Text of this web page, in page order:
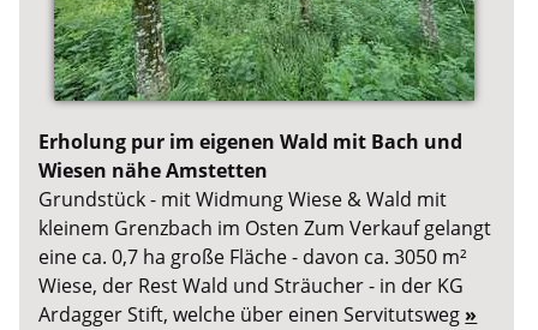
Erholung pur im eigenen Wald mit Bach und
Wiesen nähe Amstetten
Grundstück - mit Widmung Wiese & Wald mit
kleinem Grenzbach im Osten Zum Verkauf gelangt
eine ca. 0,7 ha große Fläche - davon ca. 3050 m²
Wiese, der Rest Wald und Sträucher - in der KG
Ardagger Stift, welche über einen Servitutsweg »